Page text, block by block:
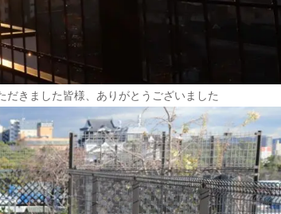
きました皆様、ありがとうございました